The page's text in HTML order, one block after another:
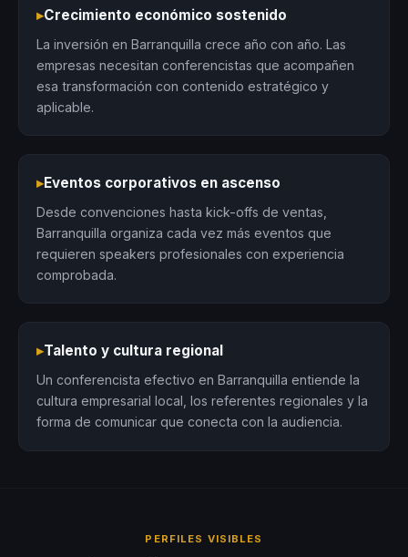
▸Crecimiento económico sostenido
La inversión en Barranquilla crece año con año. Las
empresas necesitan conferencistas que acompañen
esa transformación con contenido estratégico y
aplicable.
▸Eventos corporativos en ascenso
Desde convenciones hasta kick-offs de ventas,
Barranquilla organiza cada vez más eventos que
requieren speakers profesionales con experiencia
comprobada.
▸Talento y cultura regional
Un conferencista efectivo en Barranquilla entiende la
cultura empresarial local, los referentes regionales y la
forma de comunicar que conecta con la audiencia.
PERFILES VISIBLES